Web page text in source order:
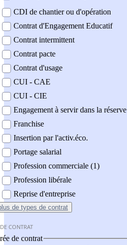
CDI de chantier ou d'opération
Contrat d'Engagement Educatif
Contrat intermittent
Contrat pacte
Contrat d'usage
CUI - CAE
CUI - CIE
Engagement à servir dans la réserve
Franchise
Insertion par l'activ.éco.
Portage salarial
Profession commerciale (1)
Profession libérale
Reprise d'entreprise
de types de contrat
CONTRAT
de contrat